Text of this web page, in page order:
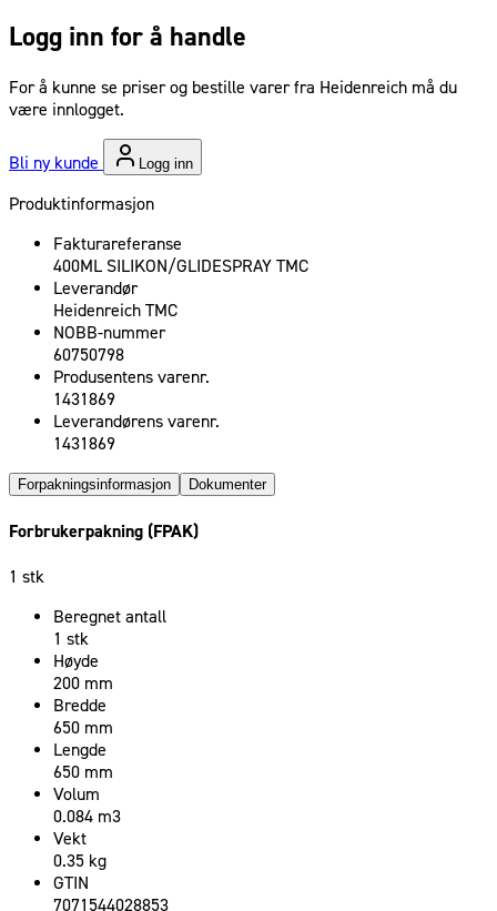
Logg inn for å handle
For å kunne se priser og bestille varer fra Heidenreich må du
være innlogget.
Bli ny kunde Logg inn
Produktinformasjon
Fakturareferanse
400ML SILIKON/GLIDESPRAY TMC
Leverandør
Heidenreich TMC
NOBB-nummer
60750798
Produsentens varenr.
1431869
Leverandørens varenr.
1431869
Forpakningsinformasjon Dokumenter
Forbrukerpakning (FPAK)
1 stk
Beregnet antall
1 stk
Høyde
200 mm
Bredde
650 mm
Lengde
650 mm
Volum
0.084 m3
Vekt
0.35 kg
GTIN
7071544028853